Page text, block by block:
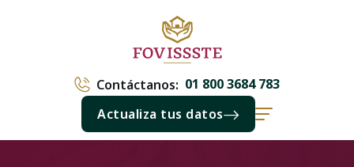
Contáctanos: 01 800 3684 783
Actualiza tus datos